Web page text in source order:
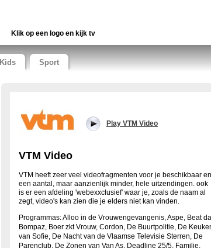
Klik op een logo en kijk tv
Kids Sport
Play VTM Video
VTM Video
VTM heeft zeer veel videofragmenten voor je beschikbaar en
een aantal, maar aanzienlijk minder, hele uitzendingen. ook
is er een afdeling 'webexxclusief' waar je, zoals de naam al
zegt, video's kan zien die je elders niet kan vinden.
Programmas: Alloo in de Vrouwengevangenis, Aspe, Beat da
Bompaz, Boer zkt Vrouw, Cordon, De Buurtpolitie, De
van Sofie, De Nacht van de Vlaamse Televisie Sterren, De
Parenclub, De Zonen van Van As, Deadline 25/5, Familie,